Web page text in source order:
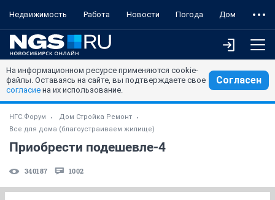
Недвижимость Работа Новости Погода Дом
На информационном ресурсе применяются cookie-
файлы. Оставаясь на сайте, вы подтверждаете свое
согласие на их использование.
Согласен
НГС.Форум
Дом Стройка Ремонт
Все для дома (благоустраиваем жилище)
Приобрести подешевле-4
340187 1002